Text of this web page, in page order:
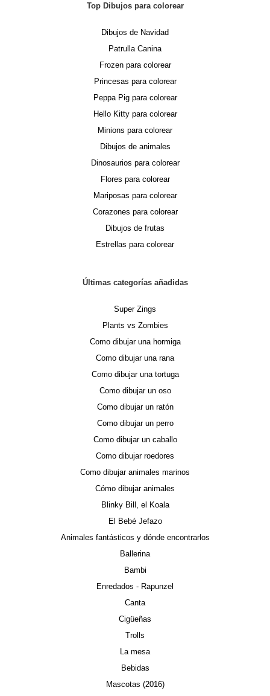
Top Dibujos para colorear
Dibujos de Navidad
Patrulla Canina
Frozen para colorear
Princesas para colorear
Peppa Pig para colorear
Hello Kitty para colorear
Minions para colorear
Dibujos de animales
Dinosaurios para colorear
Flores para colorear
Mariposas para colorear
Corazones para colorear
Dibujos de frutas
Estrellas para colorear
Últimas categorías añadidas
Super Zings
Plants vs Zombies
Como dibujar una hormiga
Como dibujar una rana
Como dibujar una tortuga
Como dibujar un oso
Como dibujar un ratón
Como dibujar un perro
Como dibujar un caballo
Como dibujar roedores
Como dibujar animales marinos
Cómo dibujar animales
Blinky Bill, el Koala
El Bebé Jefazo
Animales fantásticos y dónde encontrarlos
Ballerina
Bambi
Enredados - Rapunzel
Canta
Cigüeñas
Trolls
La mesa
Bebidas
Mascotas (2016)